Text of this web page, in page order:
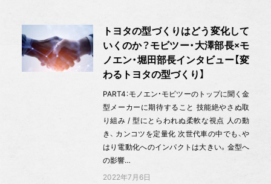
トヨタの型づくりはどう変化して
いくのか？モビツー・大澤部長×モ
ノエン・堀田部長インタビュー【変
わるトヨタの型づくり】
PART4：モノエン・モビツーのトップに聞く金
型メーカーに期待すること 技能絶やさぬ取
り組み / 型にとらわれぬ柔軟な視点 人の動
き、 カンコツを定量化 次世代車の中でも、や
はり電動化へのインパクトは大きい。金型へ
の影響…
2022年7月6日